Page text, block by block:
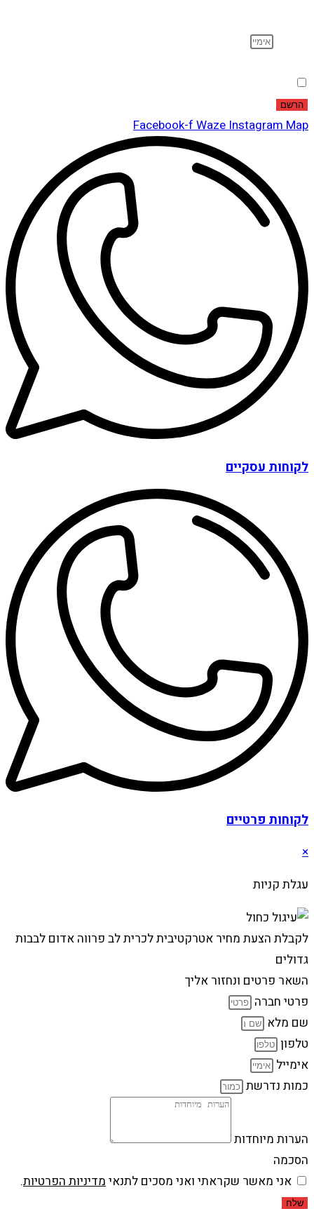
הרשם
Facebook-f Waze Instagram Map
לקוחות עסקיים
לקוחות פרטיים
×
עגלת קניות
לקבלת הצעת מחיר אטרקטיבית לכרית לב פרווה אדום לבבות
גדולים
השאר פרטים ונחזור אליך
פרטי חברה
שם מלא
טלפון
אימייל
כמות נדרשת
הערות מיוחדות
הסכמה
אני מאשר שקראתי ואני מסכים לתנאי מדיניות הפרטיות.
שלח